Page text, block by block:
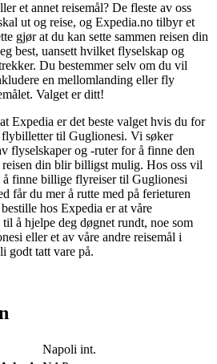
et annet reisemål? De fleste av oss
ut og reise, og Expedia.no tilbyr et
gjør at du kan sette sammen reisen din
best, uansett hvilket flyselskap og
Du bestemmer selv om du vil
en mellomlanding eller fly
Valget er ditt!
Expedia er det beste valget hvis du for
til Guglionesi. Vi søker
flyselskaper og -ruter for å finne den
din blir billigst mulig. Hos oss vil
finne billige flyreiser til Guglionesi
får du mer å rutte med på ferieturen
hos Expedia er at våre
å hjelpe deg døgnet rundt, noe som
eller et av våre andre reisemål i
godt tatt vare på.
Napoli int.